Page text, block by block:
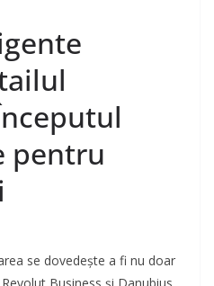
pentru
se dovedește a fi nu doar